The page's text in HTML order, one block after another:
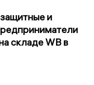
и
складе WB в